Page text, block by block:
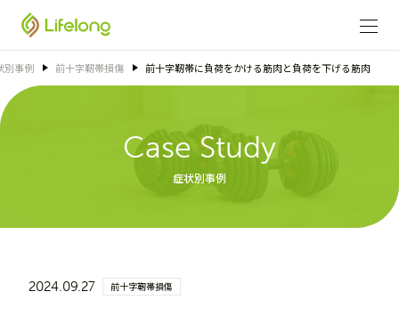
別事例 前十字靭帯損傷 前十字靭帯に負荷をかける筋肉と負荷を下げる筋肉
Case Study
症状別事例
2024.09.27 前十字靭帯損傷